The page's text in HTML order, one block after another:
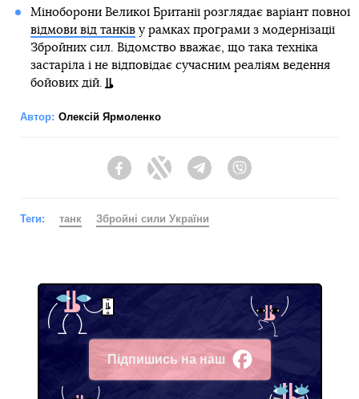
Міноборони Великої Британії розглядає варіант повної
відмови від танківу рамках програми з модернізації
Збройних сил. Відомство вважає, що така техніка
застаріла і не відповідає сучасним реаліям ведення
бойових дій.
Автор: Олексій Ярмоленко
FacebookTwitter Telegram
Теги: танк Збройні сили України
Підпишись на наш
Facebook